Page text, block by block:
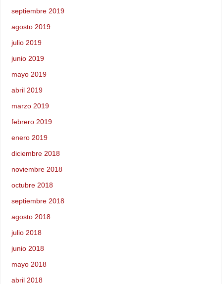
septiembre 2019
agosto 2019
julio 2019
junio 2019
mayo 2019
abril 2019
marzo 2019
febrero 2019
enero 2019
diciembre 2018
noviembre 2018
octubre 2018
septiembre 2018
agosto 2018
julio 2018
junio 2018
mayo 2018
abril 2018